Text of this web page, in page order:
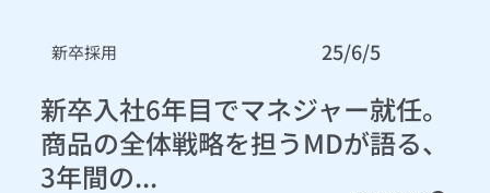
新卒採用 25/6/5
新卒入社6年目でマネジャー就任。
商品の全体戦略を担うMDが語る、
3年間の...